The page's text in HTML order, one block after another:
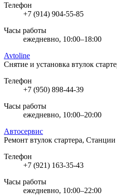
Телефон
+7 (914) 904-55-85
Часы работы
ежедневно, 10:00–18:00
Avtoline
Снятие и установка втулок
Телефон
+7 (950) 898-44-39
Часы работы
ежедневно, 10:00–20:00
Автосервис
Ремонт втулок стартера,
Телефон
+7 (921) 163-35-43
Часы работы
ежедневно, 10:00–22:00